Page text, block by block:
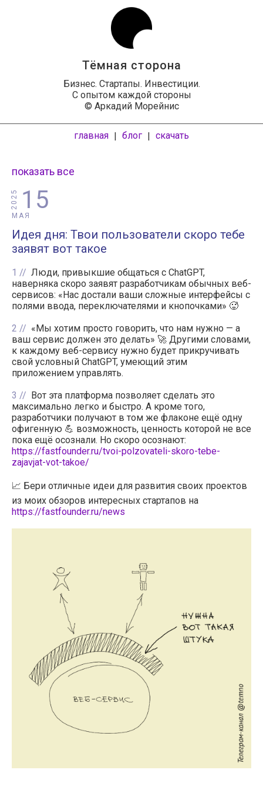
Тёмная сторона
Бизнес. Стартапы. Инвестиции.
С опытом каждой стороны
© Аркадий Морейнис
главная | блог | скачать
показать все
15
МАЯ
2025
Идея дня: Твои пользователи скоро тебе
заявят вот такое
1
Люди, привыкшие общаться с ChatGPT,
наверняка скоро заявят разработчикам обычных веб-
сервисов: «Нас достали ваши сложные интерфейсы с
полями ввода, переключателями и кнопочками» 🥵
2
«Мы хотим просто говорить, что нам нужно — а
ваш сервис должен это делать» 🚀 Другими словами,
к каждому веб-сервису нужно будет прикручивать
свой условный ChatGPT, умеющий этим
приложением управлять.
3
Вот эта платформа позволяет сделать это
максимально легко и быстро. А кроме того,
разработчики получают в том же флаконе ещё одну
офигенную 💪 возможность, ценность которой не все
пока ещё осознали. Но скоро осознают:
https://fastfounder.ru/tvoi-polzovateli-skoro-tebe-
zajavjat-vot-takoe/
📈 Бери отличные идеи для развития своих проектов
из моих обзоров интересных стартапов на
https://fastfounder.ru/news